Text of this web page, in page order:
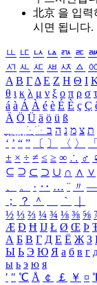
北京 을 입력
시면 됩니다.
ㅥ ㅦ ㅧ ㅨ ㅩ ㅪ ㅫ
ㅺ ㅻ ㅼ ㅽ ㅾ ㅿ
Α Β ΓΔ Ε Ζ Η Θ Ι
θ ι κ λ μ ν ξ ο π ρ σ τ
á à Á À é è É È ç Ç
Ä Ö Ü ä ö ü ß
ִֶֹ ֻּ ׁׂ ת צ מ נ ה ב
‘ ’ “ ” 〔 〕 〈 〉 「
± × ÷ ≠ ≤ ≥ ∞ ∴ ♂
⊆ ⊇ ⊂ ⊃ ∪ ∩ ∧ ∨
、
。 · ‥ … ¨ 〃 ―
；
？ ＾ ｀
½ ⅓ ⅔ ¼ ¾ ⅛ ⅜ ⅝
Æ Ð Ħ Ĳ Ł Ø Œ Þ
А Б В Г Д Е Ё Ж З
Ы Ь Э Ю Я а б в г
ы ь э ю я
′ ″ ℃ Å ￠ ￡ ￥ ¤